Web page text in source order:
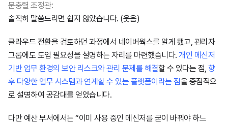
문충렬 조정관:
솔직히 말씀드리면 쉽지 않았습니다. (웃음)
클라우드 전환을 검토하던 과정에서 네이버웍스를 알게 됐고, 관리자
그룹에도 도입 필요성을 설명하는 자리를 마련했습니다. 개인 메신저
기반 업무 환경의 보안 리스크와 관리 문제를 해결할 수 있다는 점, 향
후 다양한 업무 시스템과 연계할 수 있는 플랫폼이라는 점을 중점적으
로 설명하여 공감대를 얻었습니다.
다만 예산 부서에서는 “이미 사용 중인 메신저를 굳이 바꿔야 하느